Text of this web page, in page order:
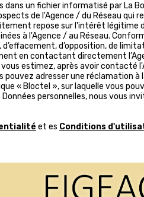
un fichier informatisé par La
de l'Agence / du Réseau qui
repose sur l'intérêt légitime
à l'Agence / au Réseau.
d’opposition, de
en contactant directement
estimez, après avoir contacté
adresser une réclamation à
« Bloctel », sur laquelle vous
personnelles, nous vous
et es Conditions